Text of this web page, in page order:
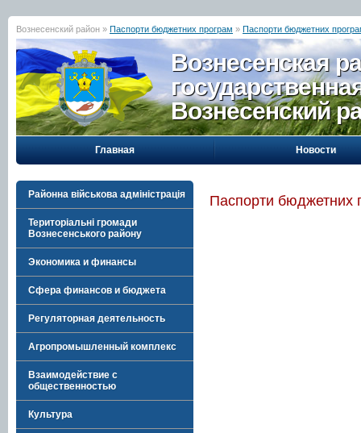
Вознесенский район » Паспорти бюджетних програм » Паспорти бюджетних
Вознесенская
Вознесенский
Главная Новости
Районна військова адміністрація
Територіальні громади
Вознесенського району
Экономика и финансы
Сфера финансов и бюджета
Регуляторная деятельность
Агропромышленный комплекс
Взаимодействие с
общественностью
Культура
Паспорти бюджетних